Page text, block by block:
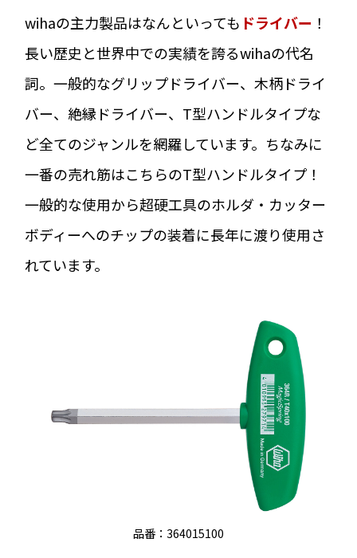
wihaの主力製品はなんといっても ドライバー ！
長い歴史と世界中での実績を誇るwihaの代名
詞。一般的なグリップドライバー、木柄ドライ
バー、絶縁ドライバー、T型ハンドルタイプな
ど全てのジャンルを網羅しています。ちなみに
一番の売れ筋はこちらのT型ハンドルタイプ！
一般的な使用から超硬工具のホルダ・カッター
ボディーへのチップの装着に長年に渡り使用さ
れています。
品番：364015100